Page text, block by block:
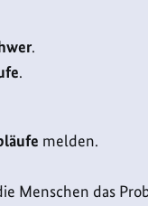
.
.
melden.
Menschen das